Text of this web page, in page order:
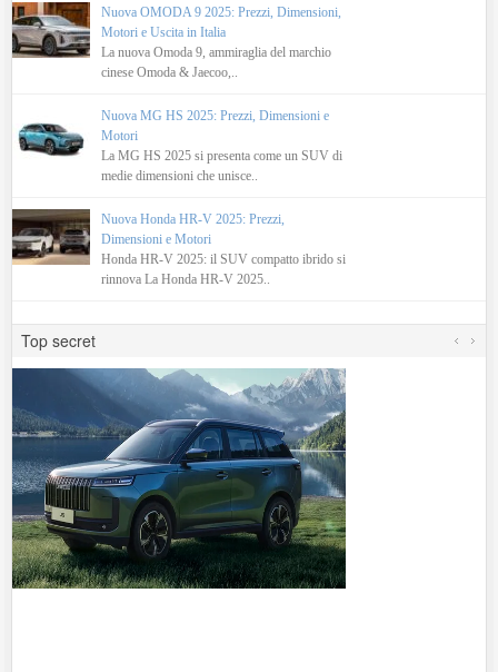
Nuova OMODA 9 2025: Prezzi, Dimensioni,
Motori e Uscita in Italia
La nuova Omoda 9, ammiraglia del marchio
cinese Omoda & Jaecoo,..
Nuova MG HS 2025: Prezzi, Dimensioni e
Motori
La MG HS 2025 si presenta come un SUV di
medie dimensioni che unisce..
Nuova Honda HR-V 2025: Prezzi,
Dimensioni e Motori
Honda HR-V 2025: il SUV compatto ibrido si
rinnova La Honda HR-V 2025..
Top secret